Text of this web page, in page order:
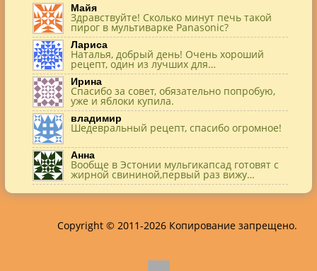
Майя
Здравствуйте! Сколько минут печь такой
пирог в мультиварке Panasonic?
Лариса
Наталья, добрый день! Очень хороший
рецепт, один из лучших для…
Ирина
Спасибо за совет, обязательно попробую,
уже и яблоки купила.
владимир
Шедевральный рецепт, спасибо огромное!
Анна
Вообще в Эстонии мульгикапсад готовят с
жирной свининой,первый раз вижу…
Игорь
Здравствуйте. А точнее: сколько картофеля
Жанна
Copyright © 2011-2026 Копирование запрещено.